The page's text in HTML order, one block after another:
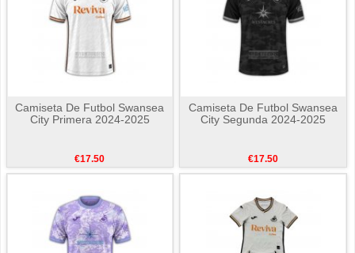
Camiseta De Futbol Swansea
City Primera 2024-2025
€17.50
Camiseta De Futbol Swansea
City Segunda 2024-2025
€17.50